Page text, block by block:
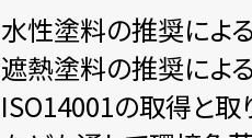
水性塗料の推奨によ
遮熱塗料の推奨によ
ISO14001の取得と取